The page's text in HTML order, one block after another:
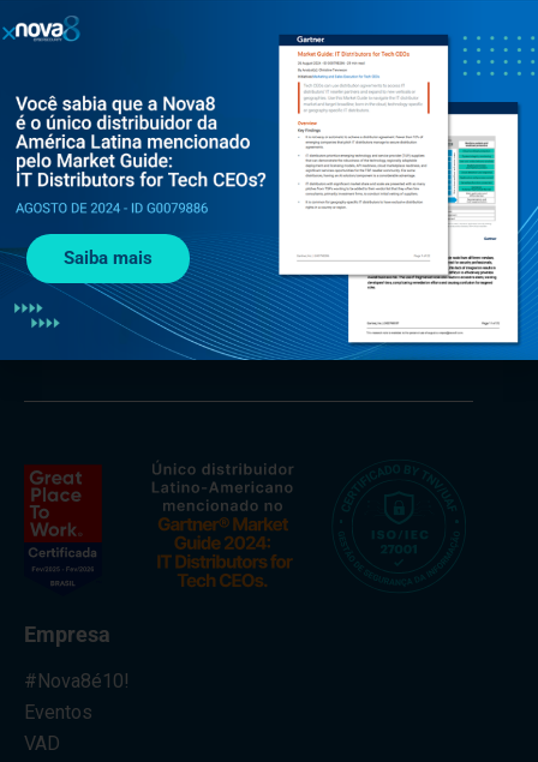
Al. Rio Negro, 585 - Torre Jaçarí - 13º andar Conjunto 134 -
Alphaville, Barueri - SP, 06454-000
+55 (11) 3375 0133
contato@nova8.com.br
Fale com a Nova8 pelo WhatsApp
Empresa
#Nova8é10!
Eventos
VAD
Saiba mais